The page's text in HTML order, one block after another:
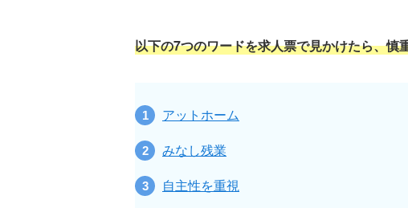
以下の7つのワードを求人票で見かけたら、慎
アットホーム
みなし残業
自主性を重視